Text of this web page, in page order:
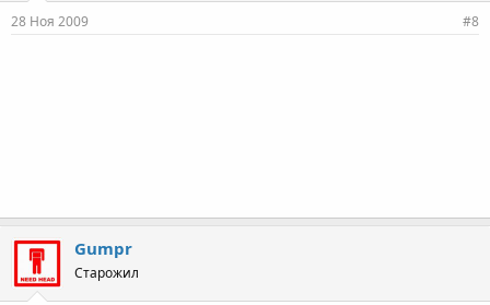
28 Ноя 2009 #8
Gumpr
Старожил